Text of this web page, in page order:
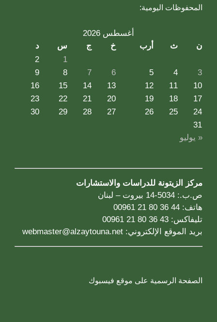
المحفوظات اليومية:
أغسطس 2026
ن
ث أرب خ ج س
د
1
2
3
4
5
6
7
8
9
10
11
12
13
14
15
16
17
18
19
20
21
22
23
24
25
26
27
28
29
30
31
« يوليو
مركز الزيتونة للدراسات والاستشارات
ص.ب.: 5034-14 بيروت – لبنان
هاتف: 44 36 80 21 00961
تليفاكس: 43 36 80 21 00961
بريد الموقع الإلكتروني: webmaster@alzaytouna.net
الصفحة الرسمية على موقع فيسبوك